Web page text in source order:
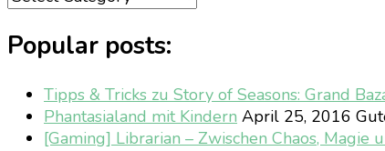
Popular posts:
Tipps & Tricks zu Story of Seasons: Grand
Phantasialand mit Kindern April 25, 2016
[Gaming] Librarian – Zwischen Chaos, Magie